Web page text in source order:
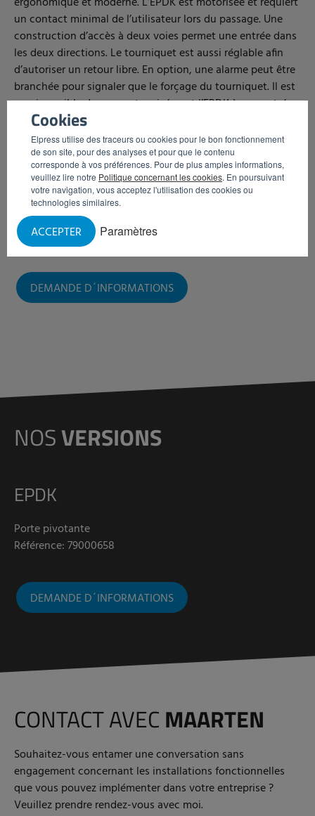
Cookies
Elpress utilise des traceurs ou cookies pour le bon fonctionnement
de son site, pour des analyses et pour que le contenu
corresponde à vos préférences. Pour de plus amples informations,
veuillez lire notre Politique concernant les cookies. En poursuivant
votre navigation, vous acceptez l'utilisation des cookies ou
technologies similaires.
Paramètres
ACCEPTER
un contact minimal de l’utilisateur lors du passage. Une
construction d’accès à deux voies permet une entrée dans
les deux directions. Le tourniquet est aussi réglable afin
d’autoriser un retour libre. En option, une alarme peut être
branchée pour signaler que le forçage du tourniquet. Il est
aussi possible de connecter aisément l’EPDK à une entrée
hygiénique.
Avantages
Bâti en acier inoxydable
Accès à deux voies
Branchement d’alarme en cas de forçage
Peut être connectée à une entrée hygiénique
Tourniquet motorisé
DEMANDE D´INFORMATIONS
NOSVERSIONS
EPDK
Porte pivotante
Référence: 79000658
DEMANDE D´INFORMATIONS
CONTACT AVEC MAARTEN
Souhaitez-vous entamer une conversation sans
engagement concernant les installations fonctionnelles
que vous pouvez implémenter dans votre entreprise ?
Veuillez prendre rendez-vous avec moi.